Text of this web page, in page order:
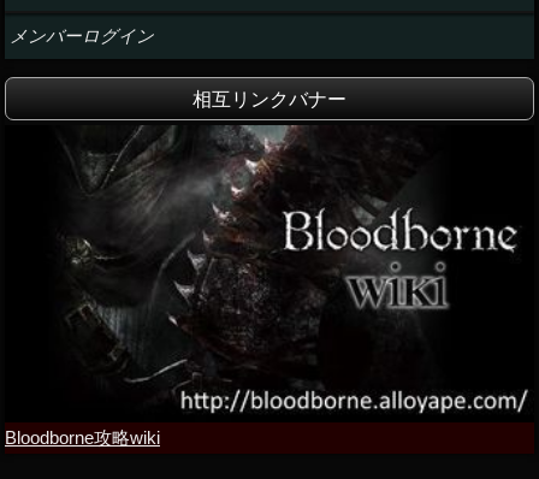
メンバーログイン
相互リンクバナー
Bloodborne攻略wiki